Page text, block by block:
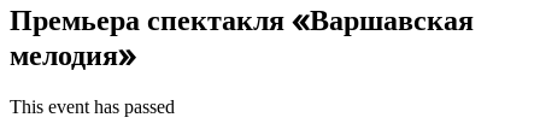
Премьера спектакля «Варшавская
мелодия»
This event has passed